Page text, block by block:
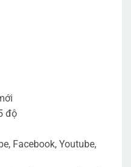
độ
Facebook, Youtube,